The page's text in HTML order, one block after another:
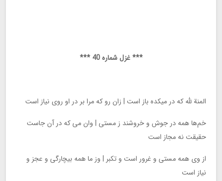
*** غزل شماره 40 ***
المنة لله که در میکده باز است | زان رو که مرا بر در او روی نیاز است
خم‌ها همه در جوش و خروشند ز مستی | وان می که در آن جاست
حقیقت نه مجاز است
از وی همه مستی و غرور است و تکبر | وز ما همه بیچارگی و عجز و
نیاز است